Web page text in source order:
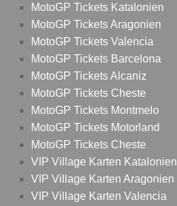
MotoGP Tickets Katalonien
MotoGP Tickets Aragonien
MotoGP Tickets Valencia
MotoGP Tickets Barcelona
MotoGP Tickets Alcaniz
MotoGP Tickets Cheste
MotoGP Tickets Montmelo
MotoGP Tickets Motorland
MotoGP Tickets Cheste
VIP Village Karten Katalonien
VIP Village Karten Aragonien
VIP Village Karten Valencia